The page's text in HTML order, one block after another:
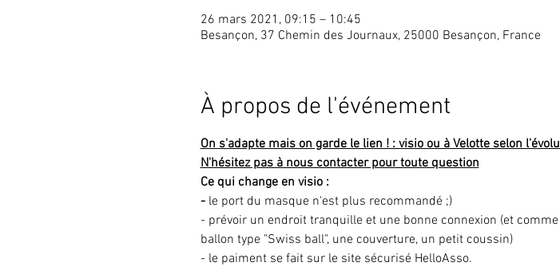
26 mars 2021, 09:15 – 10:45
Besançon, 37 Chemin des Journaux, 25000 Besançon, France
À propos de l'événement
On s'adapte mais on garde le lien ! : visio ou à Velotte selon
N'hésitez pas à nous contacter pour toute question
Ce qui change en visio :
- le port du masque n'est plus recommandé ;)
- prévoir un endroit tranquille et une bonne connexion (et
ballon type "Swiss ball", une couverture, un petit coussin)
- le paiment se fait sur le site sécurisé HelloAsso.